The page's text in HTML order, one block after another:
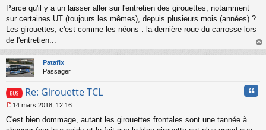
e
s
s
g
n
o
l
u
Parce qu'il y a un laisser aller sur l'entretien des girouettes, notamment
sur certaines UT (toujours les mêmes), depuis plusieurs mois (années) ?
Les girouettes, c'est comme les néons : la dernière roue du carrosse lors
de l'entretien...
au
Patafix
Passager
Re: Girouette TCL
e
14 mars 2018, 12:16
C'est bien dommage, autant les girouettes frontales sont une tannée à